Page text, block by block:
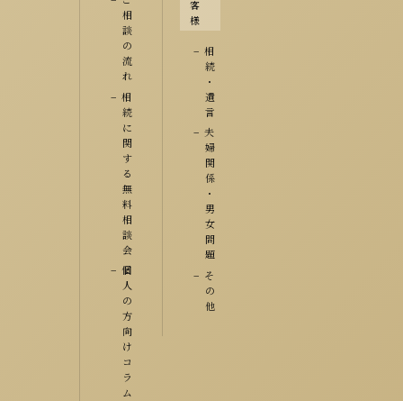
相
談
の
流
れ
相
続
に
関
す
る
無
料
相
談
会
個
人
の
方
向
け
コ
ラ
ム
客
様
相
続
・
遺
言
夫
婦
関
係
・
男
女
問
題
そ
の
他